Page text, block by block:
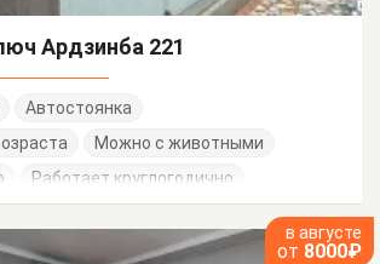
Ардзинба 221
Автостоянка
Можно с животными
Работает круглогодично
в августе
от 8000₽